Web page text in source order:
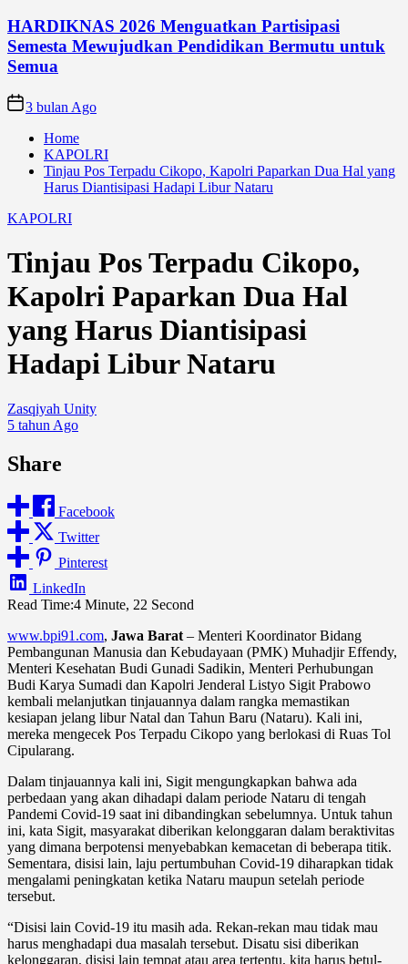
HARDIKNAS 2026 Menguatkan Partisipasi
Semesta Mewujudkan Pendidikan Bermutu untuk
Semua
3 bulan Ago
Home
KAPOLRI
Tinjau Pos Terpadu Cikopo, Kapolri Paparkan Dua Hal yang
Harus Diantisipasi Hadapi Libur Nataru
KAPOLRI
Tinjau Pos Terpadu Cikopo,
Kapolri Paparkan Dua Hal
yang Harus Diantisipasi
Hadapi Libur Nataru
Zasqiyah Unity
5 tahun Ago
Share
Facebook
Twitter
Pinterest
LinkedIn
Read Time:4 Minute, 22 Second
www.bpi91.com, Jawa Barat – Menteri Koordinator Bidang
Pembangunan Manusia dan Kebudayaan (PMK) Muhadjir Effendy,
Menteri Kesehatan Budi Gunadi Sadikin, Menteri Perhubungan
Budi Karya Sumadi dan Kapolri Jenderal Listyo Sigit Prabowo
kembali melanjutkan tinjauannya dalam rangka memastikan
kesiapan jelang libur Natal dan Tahun Baru (Nataru). Kali ini,
mereka mengecek Pos Terpadu Cikopo yang berlokasi di Ruas Tol
Cipularang.
Dalam tinjauannya kali ini, Sigit mengungkapkan bahwa ada
perbedaan yang akan dihadapi dalam periode Nataru di tengah
Pandemi Covid-19 saat ini dibandingkan sebelumnya. Untuk tahun
ini, kata Sigit, masyarakat diberikan kelonggaran dalam beraktivitas
yang dimana berpotensi menyebabkan kemacetan di beberapa titik.
Sementara, disisi lain, laju pertumbuhan Covid-19 diharapkan tidak
mengalami peningkatan ketika Nataru maupun setelah periode
tersebut.
“Disisi lain Covid-19 itu masih ada. Rekan-rekan mau tidak mau
harus menghadapi dua masalah tersebut. Disatu sisi diberikan
kelonggaran, disisi lain tempat atau area tertentu, kita harus betul-